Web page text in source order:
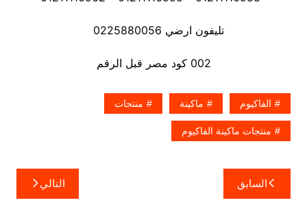
تليفون ارضي 0225880056
002 كود مصر قبل الرقم
الفاكيوم ماكينة منتجات
منتجات ماكينة الفاكيوم
تصفّح
المقالات
السابق التالي